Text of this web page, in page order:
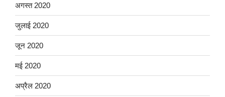
अगस्त 2020
जुलाई 2020
जून 2020
मई 2020
अप्रैल 2020